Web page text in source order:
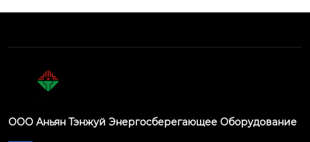
ООО Аньян Тэнжуй Энергосберегающее Оборудование